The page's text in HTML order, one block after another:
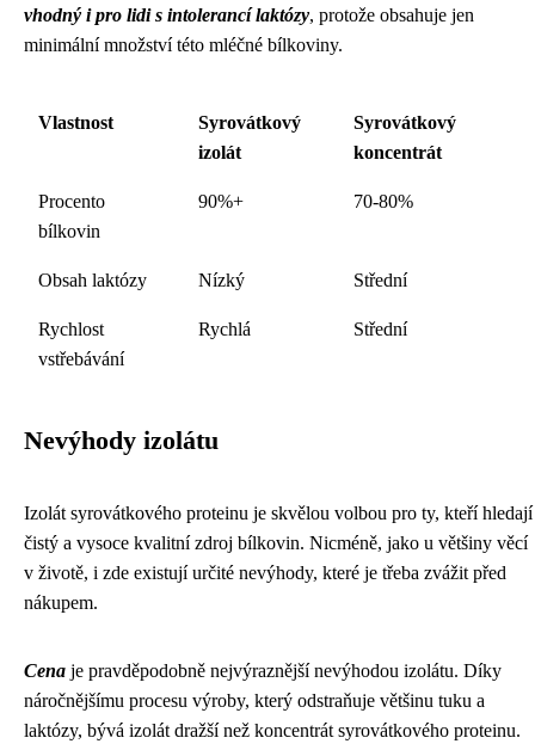
vhodný i pro lidi s intolerancí laktózy, protože obsahuje jen
minimální množství této mléčné bílkoviny.
Vlastnost
Syrovátkový
izolát
Syrovátkový
koncentrát
Procento
bílkovin
90%+ 70-80%
Obsah laktózy Nízký Střední
Rychlost
vstřebávání
Rychlá Střední
Nevýhody izolátu
Izolát syrovátkového proteinu je skvělou volbou pro ty, kteří hledají
čistý a vysoce kvalitní zdroj bílkovin. Nicméně, jako u většiny věcí
v životě, i zde existují určité nevýhody, které je třeba zvážit před
nákupem.
Cena je pravděpodobně nejvýraznější nevýhodou izolátu. Díky
náročnějšímu procesu výroby, který odstraňuje většinu tuku a
laktózy, bývá izolát dražší než koncentrát syrovátkového proteinu.